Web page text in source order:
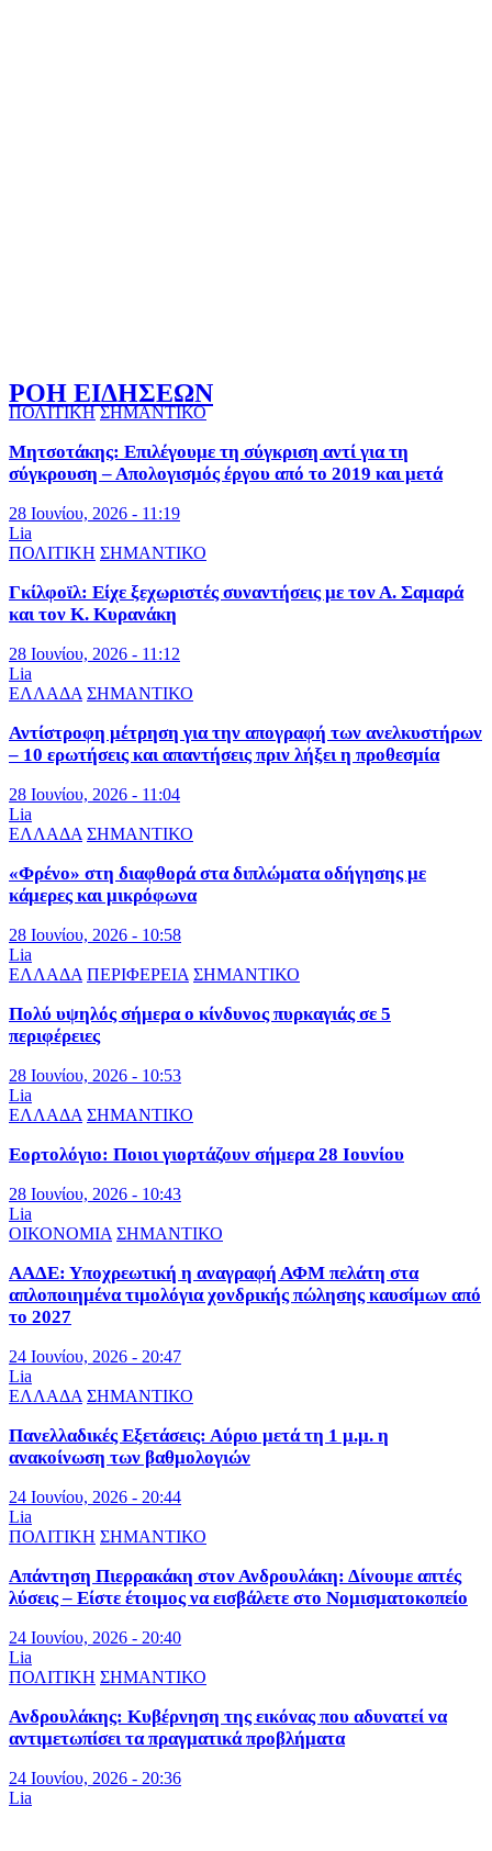
ΡΟΗ ΕΙΔΗΣΕΩΝ
ΠΟΛΙΤΙΚΗ ΣΗΜΑΝΤΙΚΟ
Μητσοτάκης: Επιλέγουμε τη σύγκριση αντί για τη
σύγκρουση – Απολογισμός έργου από το 2019 και μετά
28 Ιουνίου, 2026 - 11:19
Lia
ΠΟΛΙΤΙΚΗ ΣΗΜΑΝΤΙΚΟ
Γκίλφοϊλ: Είχε ξεχωριστές συναντήσεις με τον Α. Σαμαρά
και τον Κ. Κυρανάκη
28 Ιουνίου, 2026 - 11:12
Lia
ΕΛΛΑΔΑ ΣΗΜΑΝΤΙΚΟ
Αντίστροφη μέτρηση για την απογραφή των ανελκυστήρων
– 10 ερωτήσεις και απαντήσεις πριν λήξει η προθεσμία
28 Ιουνίου, 2026 - 11:04
Lia
ΕΛΛΑΔΑ ΣΗΜΑΝΤΙΚΟ
«Φρένο» στη διαφθορά στα διπλώματα οδήγησης με
κάμερες και μικρόφωνα
28 Ιουνίου, 2026 - 10:58
Lia
ΕΛΛΑΔΑ ΠΕΡΙΦΕΡΕΙΑ ΣΗΜΑΝΤΙΚΟ
Πολύ υψηλός σήμερα ο κίνδυνος πυρκαγιάς σε 5
περιφέρειες
28 Ιουνίου, 2026 - 10:53
Lia
ΕΛΛΑΔΑ ΣΗΜΑΝΤΙΚΟ
Εορτολόγιο: Ποιοι γιορτάζουν σήμερα 28 Ιουνίου
28 Ιουνίου, 2026 - 10:43
Lia
ΟΙΚΟΝΟΜΙΑ ΣΗΜΑΝΤΙΚΟ
ΑΑΔΕ: Υποχρεωτική η αναγραφή ΑΦΜ πελάτη στα
απλοποιημένα τιμολόγια χονδρικής πώλησης καυσίμων από
το 2027
24 Ιουνίου, 2026 - 20:47
Lia
ΕΛΛΑΔΑ ΣΗΜΑΝΤΙΚΟ
Πανελλαδικές Εξετάσεις: Αύριο μετά τη 1 μ.μ. η
ανακοίνωση των βαθμολογιών
24 Ιουνίου, 2026 - 20:44
Lia
ΠΟΛΙΤΙΚΗ ΣΗΜΑΝΤΙΚΟ
Απάντηση Πιερρακάκη στον Ανδρουλάκη: Δίνουμε απτές
λύσεις – Είστε έτοιμος να εισβάλετε στο Νομισματοκοπείο
24 Ιουνίου, 2026 - 20:40
Lia
ΠΟΛΙΤΙΚΗ ΣΗΜΑΝΤΙΚΟ
Ανδρουλάκης: Κυβέρνηση της εικόνας που αδυνατεί να
αντιμετωπίσει τα πραγματικά προβλήματα
24 Ιουνίου, 2026 - 20:36
Lia